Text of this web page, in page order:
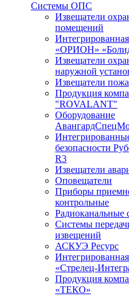
Системы ОПС
Извещатели
помещений
«ОРИОН»
Извещатели
наружной
Извещатели
Продукция
"ROVALANT"
Оборудование
безопасности
R3
Извещатели
Оповещатели
Приборы
контрольные
Радиоканальные
Системы
извещений
АСКУЭ Ресурс
«Стрелец-
Продукция
«ТЕКО»